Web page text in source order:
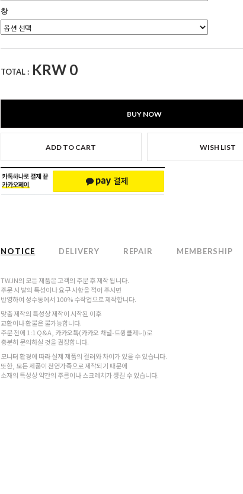
창
TOTAL : KRW 0
BUY NOW
ADD TO CART WISH LIST
NOTICE
TWJN의 모든 제품은 고객의 주문 후 제작 됩니다.
주문 시 발의 특성이나 요구 사항을 적어 주시면
반영하여 성수동에서 100% 수작업으로 제작합니다.
맞춤 제작의 특성상 제작이 시작된 이후
교환이나 환불은 불가능합니다.
주문 전에 1:1 Q&A, 카카오톡(카카오 채널-트윙클제니)로
충분히 문의하실 것을 권장합니다.
모니터 환경에 따라 실제 제품의 컬러와 차이가 있을 수 있습니다.
또한, 모든 제품이 천연가죽으로 제작되기 때문에
소재의 특성상 약간의 주름이나 스크레치가 생길 수 있습니다.
DELIVERY REPAIR MEMBERSHIP